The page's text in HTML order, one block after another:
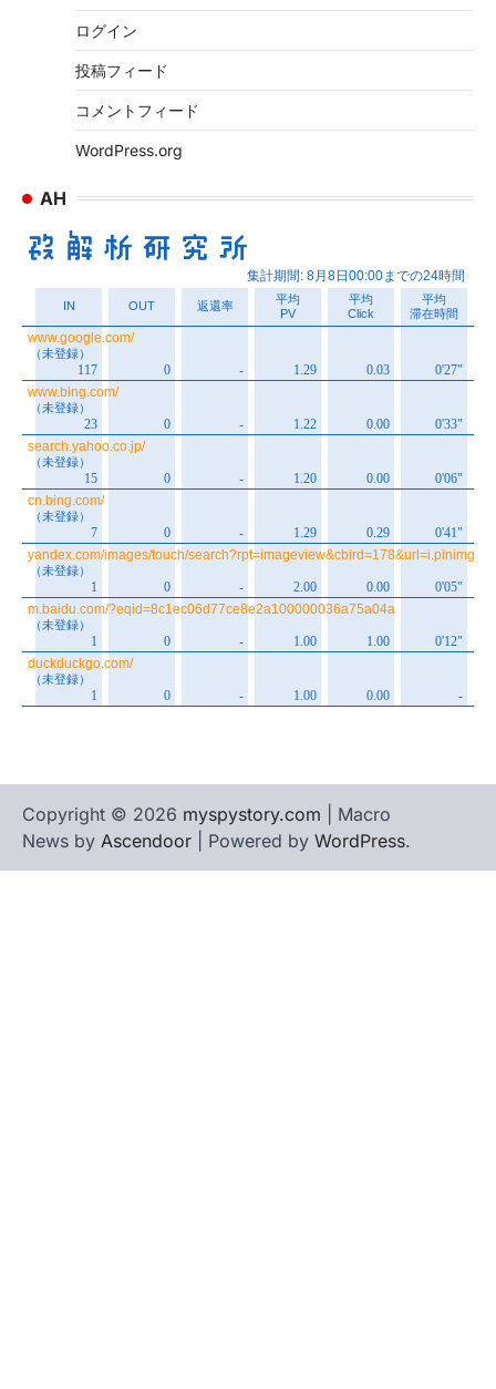
ログイン
投稿フィード
コメントフィード
WordPress.org
AH
Copyright © 2026 myspystory.com | Macro
News by Ascendoor | Powered by WordPress.